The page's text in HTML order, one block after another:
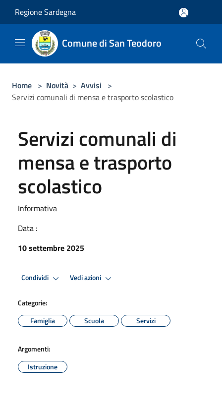
Regione Sardegna
Comune di San Teodoro
Home > Novità > Avvisi >
Servizi comunali di mensa e trasporto scolastico
Servizi comunali di
mensa e trasporto
scolastico
Informativa
Data :
10 settembre 2025
Condividi Vedi azioni
Categorie:
Famiglia
Scuola Servizi
Argomenti:
Istruzione